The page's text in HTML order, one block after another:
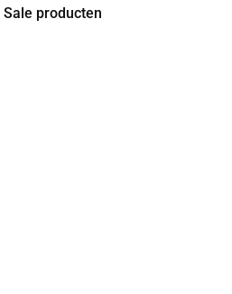
Sale producten